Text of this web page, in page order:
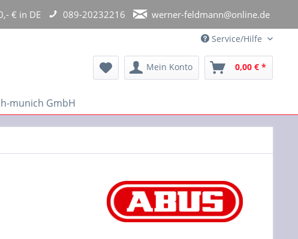
€ in DE 089-20232216 werner-feldmann@online.de
Service/Hilfe
Mein Konto 0,00 € *
munich GmbH